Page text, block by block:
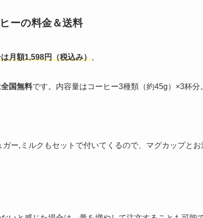
ーの料金＆送料
月額1,598円（税込み）。
国無料です。内容量はコーヒー3種類（約45g）×3杯分
ガー,ミルクもセットで付いてくるので、マグカップと